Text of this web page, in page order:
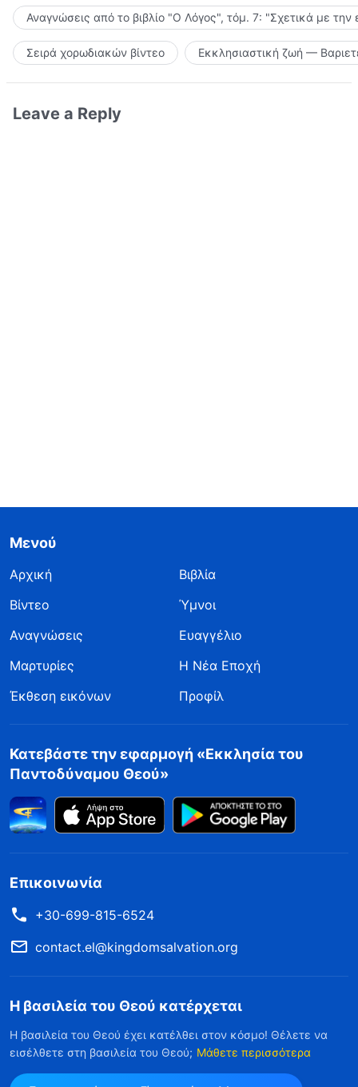
Αναγνώσεις από το βιβλίο "Ο Λόγος", τόμ. 7: "Σχετικά με την
Σειρά χορωδιακών βίντεο Εκκλησιαστική ζωή —
Leave a Reply
Μενού
Αρχική
Βιβλία
Βίντεο
Ύμνοι
Αναγνώσεις
Ευαγγέλιο
Μαρτυρίες
Η Νέα Εποχή
Έκθεση εικόνων
Προφίλ
Κατεβάστε την εφαρμογή «Εκκλησία του
Παντοδύναμου Θεού»
Επικοινωνία
+30-699-815-6524
contact.el@kingdomsalvation.org
Η βασιλεία του Θεού κατέρχεται
Η βασιλεία του Θεού έχει κατέλθει στον κόσμο! Θέλετε να
εισέλθετε στη βασιλεία του Θεού; Μάθετε περισσότερα